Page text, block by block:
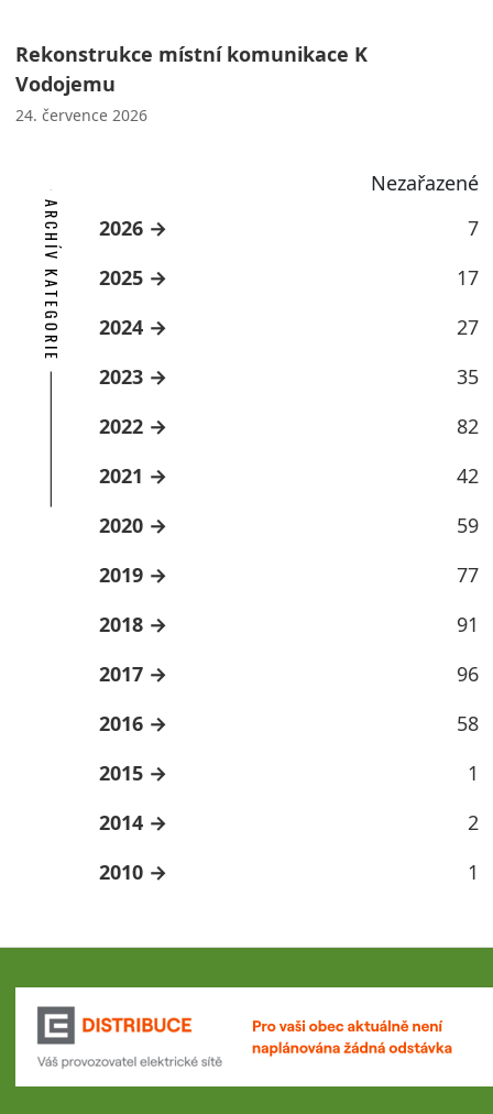
Rekonstrukce místní komunikace K
Vodojemu
24. července 2026
Nezařazené
ARCHÍV KATEGORIE 2026
7
2025
17
2024
27
2023
35
2022
82
2021
42
2020
59
2019
77
2018
91
2017
96
2016
58
2015
1
2014
2
2010
1